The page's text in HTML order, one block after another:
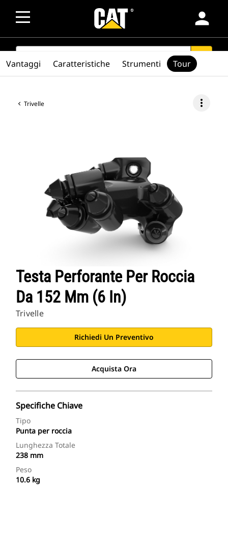
person
SEARCH search
Trivelle more_vert
Testa Perforante Per Roccia
Da 152 Mm (6 In)
Trivelle
Richiedi Un Preventivo
Acquista Ora
Specifiche Chiave
Tipo
Punta per roccia
Lunghezza Totale
238 mm
Peso
10.6 kg
Vantaggi Caratteristiche Strumenti Tour